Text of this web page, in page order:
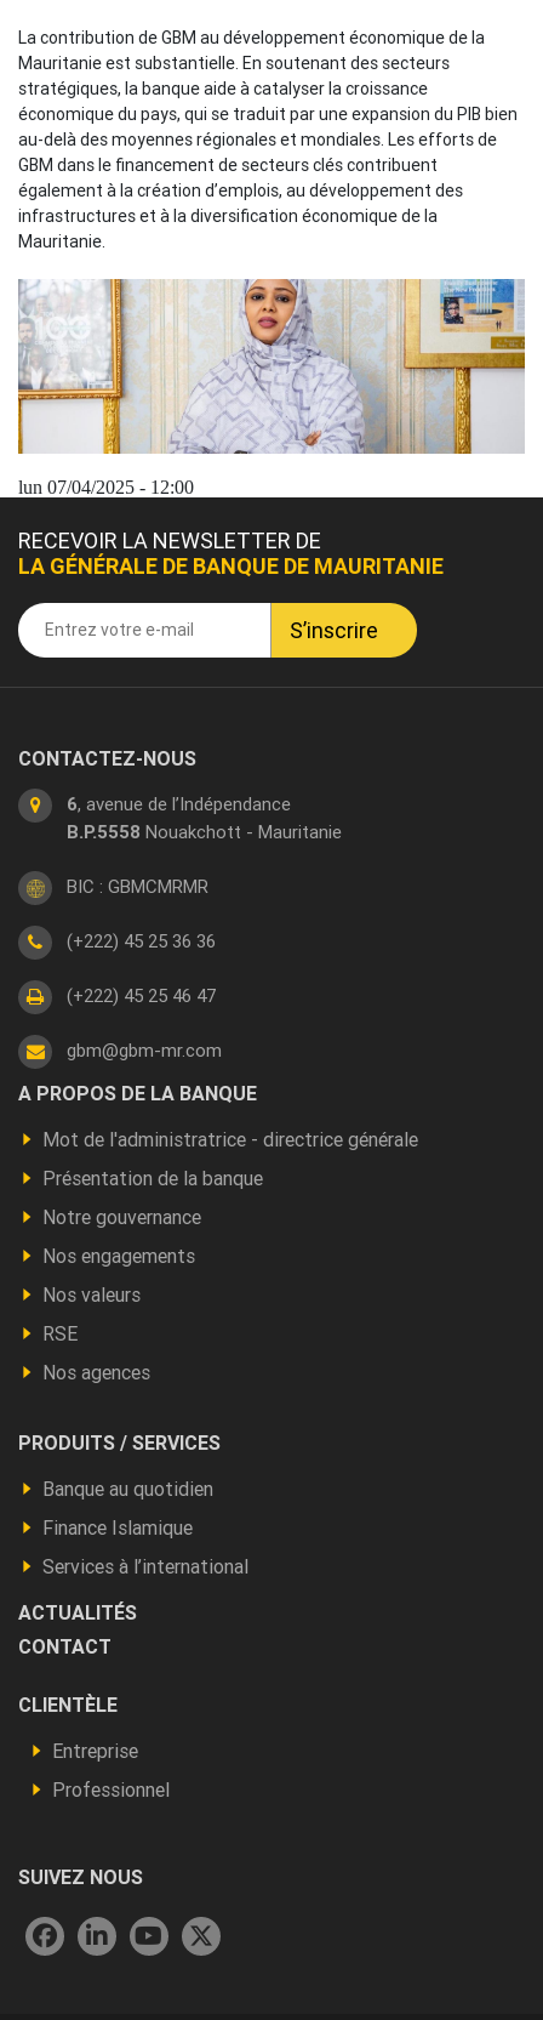
La contribution de GBM au développement économique de la
Mauritanie est substantielle. En soutenant des secteurs
stratégiques, la banque aide à catalyser la croissance
économique du pays, qui se traduit par une expansion du PIB bien
au-delà des moyennes régionales et mondiales. Les efforts de
GBM dans le financement de secteurs clés contribuent
également à la création d’emplois, au développement des
infrastructures et à la diversification économique de la
Mauritanie.
lun 07/04/2025 - 12:00
RECEVOIR LA NEWSLETTER DE
LA GÉNÉRALE DE BANQUE DE MAURITANIE
CONTACTEZ-NOUS
6, avenue de l’Indépendance
B.P.5558 Nouakchott - Mauritanie
BIC : GBMCMRMR
(+222) 45 25 36 36
(+222) 45 25 46 47
gbm@gbm-mr.com
Footer
a
propos
A PROPOS DE LA BANQUE
Mot de l'administratrice - directrice générale
Présentation de la banque
Notre gouvernance
Nos engagements
Nos valeurs
RSE
Nos agences
Footer
Produits
autres
PRODUITS / SERVICES
Banque au quotidien
Finance Islamique
Services à l’international
ACTUALITÉS
CONTACT
Footer
Vous
êtes
CLIENTÈLE
Entreprise
Professionnel
SUIVEZ NOUS